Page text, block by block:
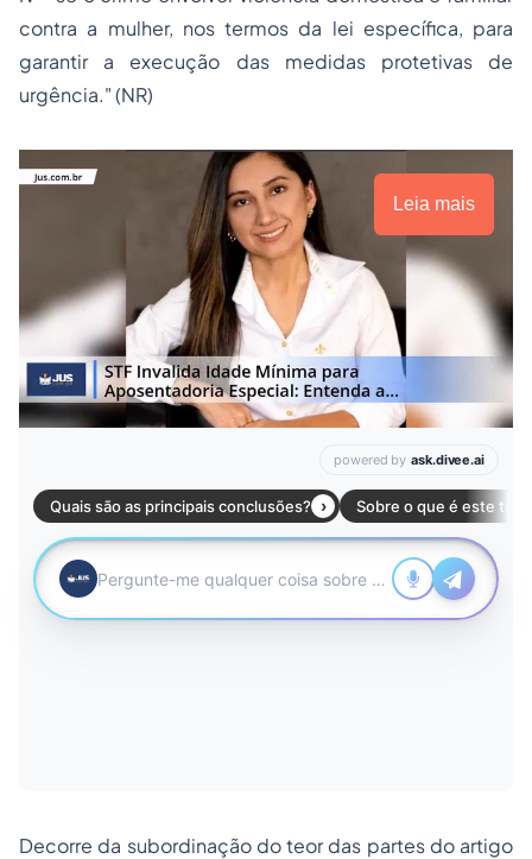
contra a mulher, nos termos da lei específica, para
garantir a execução das medidas protetivas de
urgência." (NR)
Leia mais
Decorre da subordinação do teor das partesdo artigo